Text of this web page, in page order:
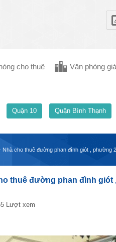
cho thuê Văn phòng
Quận 10 Quận Bình Thạnh
Nhà cho thuê đường phan đình giót , phường 2
thuê đường phan đình
Lượt xem